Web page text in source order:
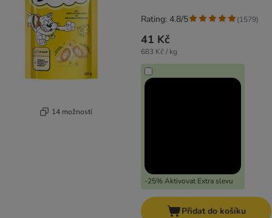
14 možností
41 Kč
683 Kč / kg
-25% Aktivovat Extra slevu
Rating: 4.8/5 (1579)
Přidat do košíku